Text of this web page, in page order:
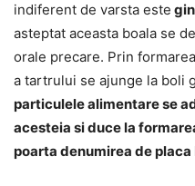
indiferent de varsta este
asteptat aceasta boala se
orale precare. Prin
a tartrului se ajunge la boli
particulele alimentare se
acesteia si duce la
poarta denumirea de